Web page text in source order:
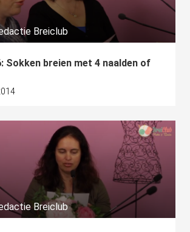
Breiclub
Sokken breien met 4 naalden of
Breiclub